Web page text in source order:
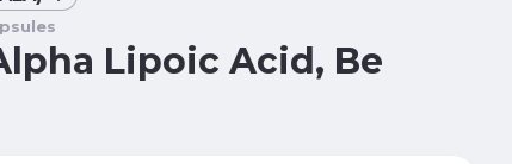
Lipoic Acid, Be